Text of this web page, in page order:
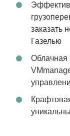
заказать
Газелью
Облачная